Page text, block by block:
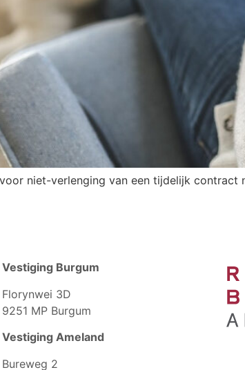
niet-verlenging van een tijdelijk
Vestiging Burgum
Florynwei 3D
9251 MP Burgum
Vestiging Ameland
Bureweg 2